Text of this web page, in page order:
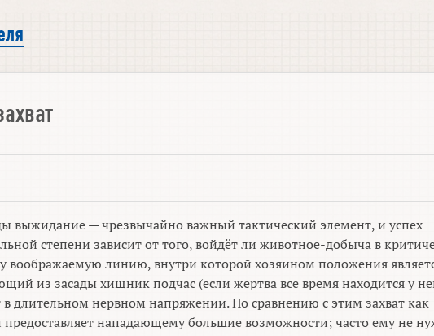
выжидание — чрезвычайно важный тактический элемент, и успех
степени зависит от того, войдёт ли животное-добыча в
воображаемую линию, внутри которой хозяином положения
из засады хищник подчас (если жертва все время находится у
длительном нервном напряжении. По сравнению с этим захват как
предоставляет нападающему большие возможности; часто ему не